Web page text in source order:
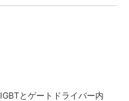
IGBTとゲートドライバー内